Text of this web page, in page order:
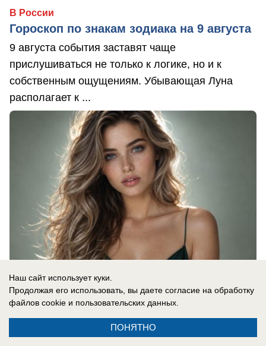
В России
Гороскоп по знакам зодиака на 9 августа
9 августа события заставят чаще
прислушиваться не только к логике, но и к
собственным ощущениям. Убывающая Луна
располагает к ...
08.08.2026
Наш сайт использует куки.
Продолжая его использовать, вы даете согласие на обработку
файлов cookie и пользовательских данных.
ПОНЯТНО